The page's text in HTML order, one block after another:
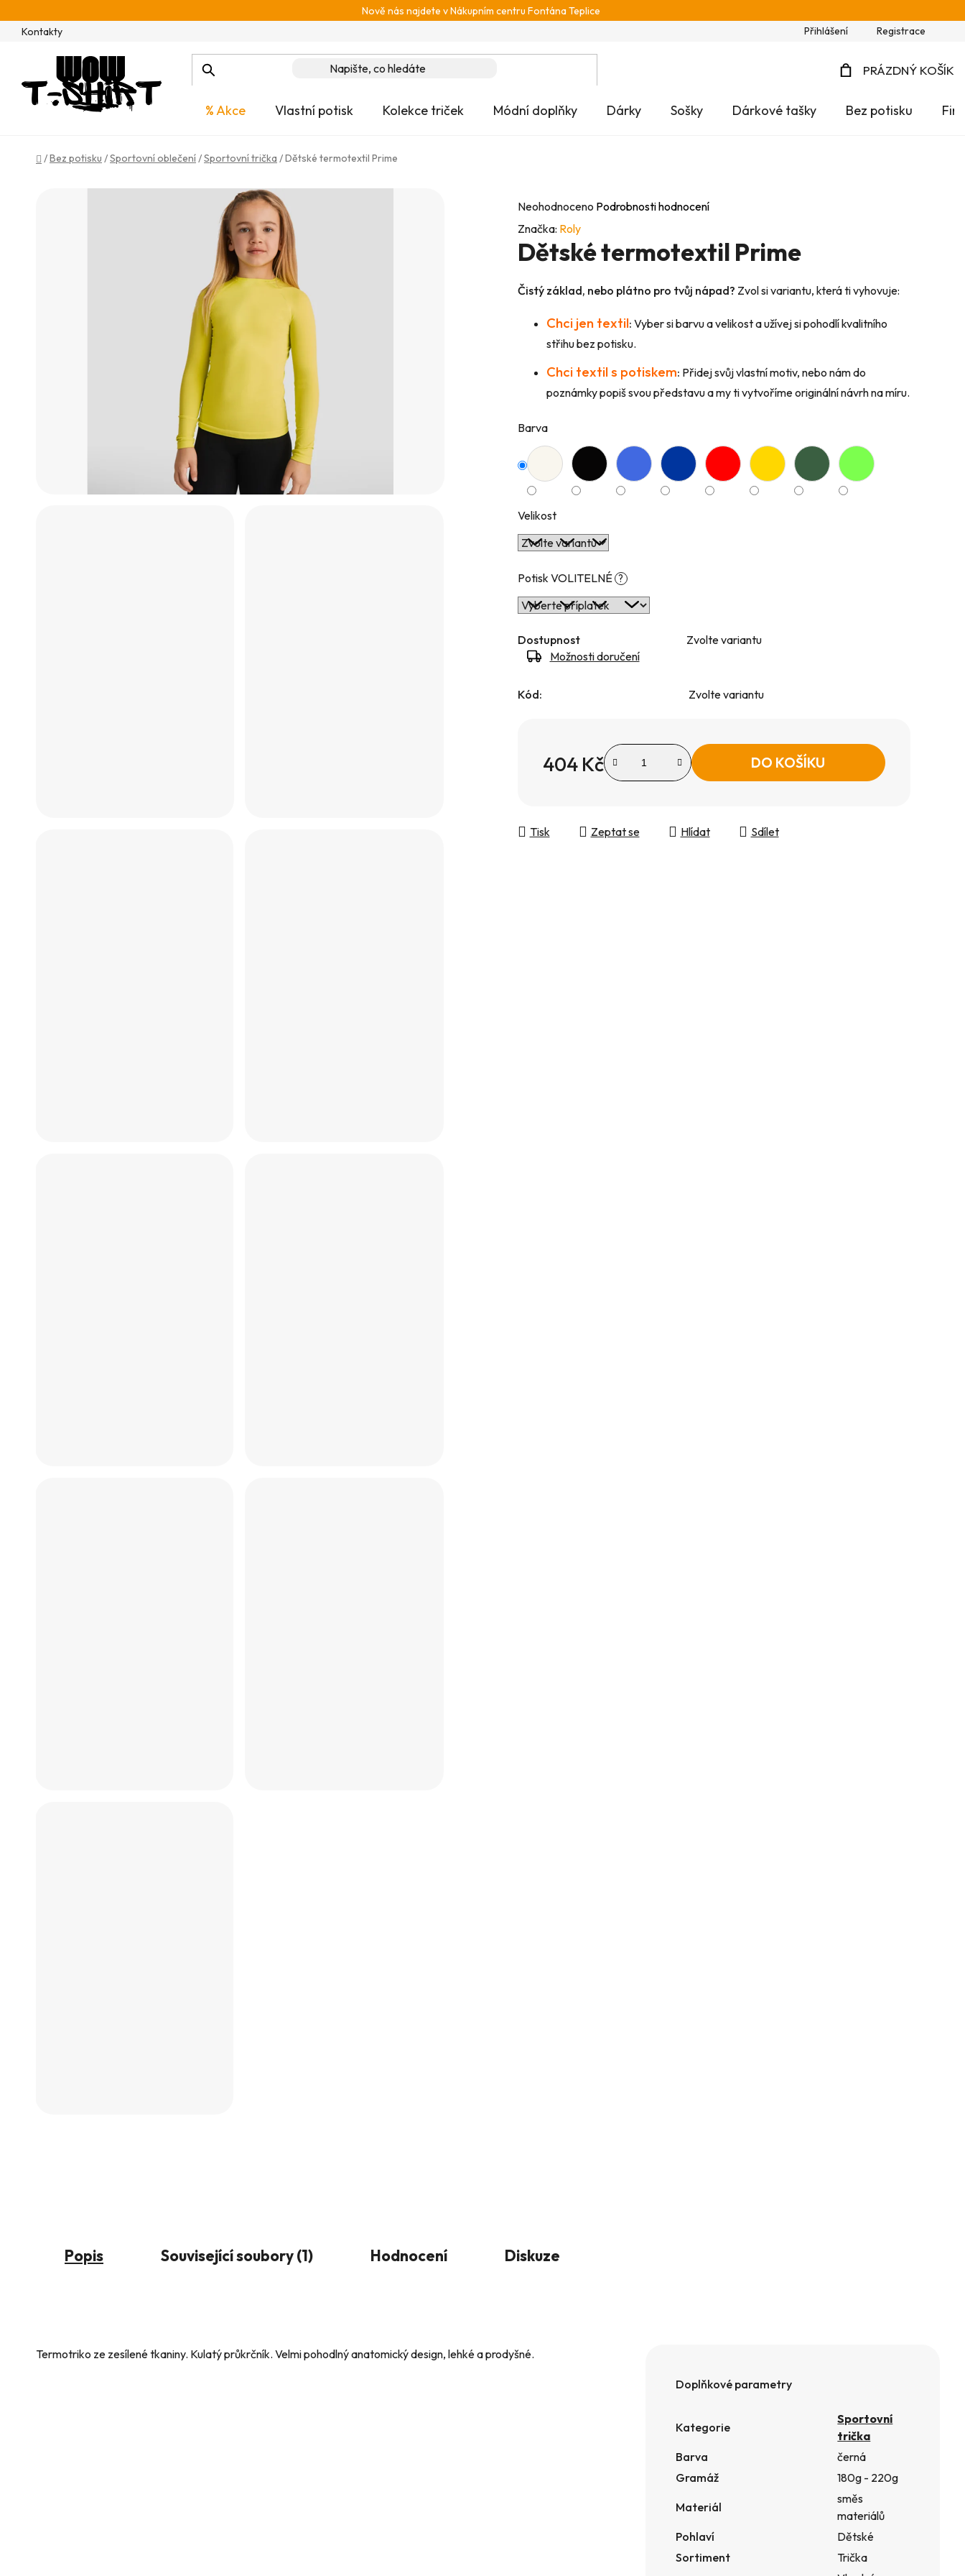
na
obsah
Nově nás najdete v Nákupním centru Fontána Teplice
Kontakty
Přihlášení Registrace
PRÁZDNÝ KOŠÍK
% Akce Vlastní potisk Kolekce triček Módní doplňky Dárky Sošky Dárkové tašky Bez potisku
Domů
/Bez potisku /Sportovní oblečení/Sportovní trička /Dětské termotextil Prime
Průměrné
hodnocení
produktu
je
0,0
hvězdiček.
Neohodnoceno Podrobnosti hodnocení
Značka: Roly
Dětské termotextil Prime
Čistý základ, nebo plátno pro tvůj nápad? Zvol si variantu, která ti vyhovuje:
Chci jen textil: Vyber si barvu a velikost a užívej si pohodlí kvalitního
střihu bez potisku.
Chci textil s potiskem: Přidej svůj vlastní motiv, nebo nám do
poznámky popiš svou představu a my ti vytvoříme originální návrh na míru.
Barva
Velikost
Potisk VOLITELNÉ ?
Dostupnost
Zvolte variantu
Možnosti doručení
Kód: Zvolte variantu
404 Kč DO KOŠÍKU
Tisk Zeptat se Hlídat Sdílet
Popis Související soubory (1) Hodnocení Diskuze
Termotriko ze zesílené tkaniny. Kulatý průkrčník. Velmi pohodlný anatomický design, lehké a prodyšné.
Doplňkové parametry
Kategorie
Sportovní
trička
Barva
černá
Gramáž
180g - 220g
Materiál
směs
materiálů
Pohlaví
Dětské
Sortiment
Trička